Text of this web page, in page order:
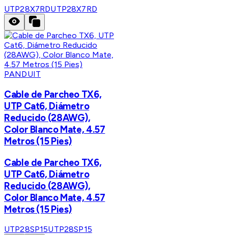
UTP28X7RDUTP28X7RD
PANDUIT
Cable de Parcheo TX6,
UTP Cat6, Diámetro
Reducido (28AWG),
Color Blanco Mate, 4.57
Metros (15 Pies)
Cable de Parcheo TX6,
UTP Cat6, Diámetro
Reducido (28AWG),
Color Blanco Mate, 4.57
Metros (15 Pies)
UTP28SP15UTP28SP15